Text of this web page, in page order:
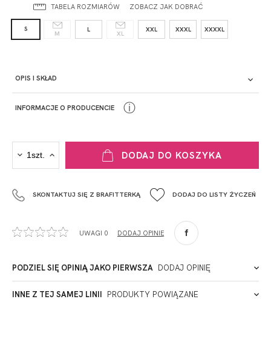
TABELA ROZMIARÓW ZOBACZ JAK DOBRAĆ
S
M
L
XL
XXL XXXL XXXXL
OPIS I SKŁAD
INFORMACJE O PRODUCENCIE
Fashiontex Group Sp.z o.o. Spółka komandytowa
+48 42 719 43 15
90-057
Polska
ADRES PUNKTU KONTAKTOWEGO
ⓘ
DODAJ DO KOSZYKA
SKONTAKTUJ SIĘ Z BRAFITTERKĄ DODAJ DO LISTY ŻYCZEŃ
UWAGI 0 DODAJ OPINIĘ
PODZIEL SIĘ OPINIĄ JAKO PIERWSZA DODAJ OPINIĘ
Miałeś już kontakt z naszym produktem? Zostaw opinię
INNE Z TEJ SAMEJ LINII PRODUKTY POWIĄZANE